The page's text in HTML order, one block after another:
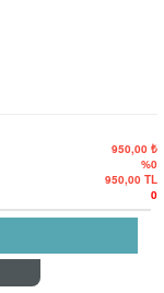
950,00 ₺
%0
950,00 TL
0